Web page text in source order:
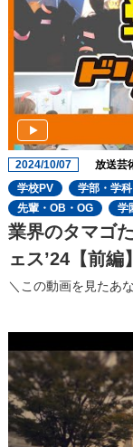
2024/10/07 放送芸
学校PV
学部・学
先輩・OB・OG
学
業界のタマゴ
ェスʼ24【前編】
＼この動画を見たあ